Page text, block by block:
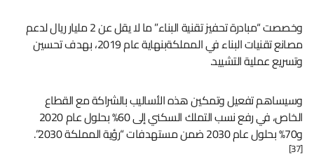
وخصصت “مبادرة تحفيز تقنية البناء” ما لا يقل عن 2 مليار ريال لدعم
مصانع تقنيات البناء في المملكةبنهاية عام 2019، بهدف تحسين
وتسريع عملية التشييد.
وسيساهم تفعيل وتمكين هذه الأساليب بالشراكة مع القطاع
الخاص، في رفع نسب التملك السكني إلى 60% بحلول عام 2020
و70% بحلول عام 2030 ضمن مستهدفات “رؤية المملكة 2030”.
[37]